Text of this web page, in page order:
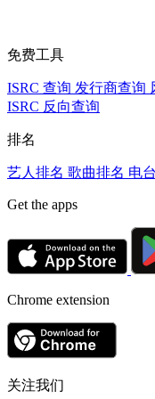
免费工具
ISRC 查询 发行商查询
ISRC 反向查询
排名
艺人排名 歌曲排名 电
Get the apps
Chrome extension
关注我们